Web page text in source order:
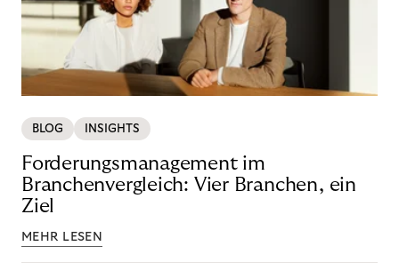
BLOG INSIGHTS
Forderungsmanagement im
Branchenvergleich: Vier Branchen, ein
Ziel
MEHR LESEN